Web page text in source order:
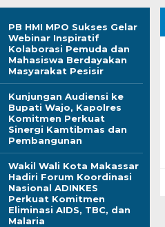
PB HMI MPO Sukses Gelar
Webinar Inspiratif
Kolaborasi Pemuda dan
Mahasiswa Berdayakan
Masyarakat Pesisir
Kunjungan Audiensi ke
Bupati Wajo, Kapolres
Komitmen Perkuat
Sinergi Kamtibmas dan
Pembangunan
Wakil Wali Kota Makassar
Hadiri Forum Koordinasi
Nasional ADINKES
Perkuat Komitmen
Eliminasi AIDS, TBC, dan
Malaria